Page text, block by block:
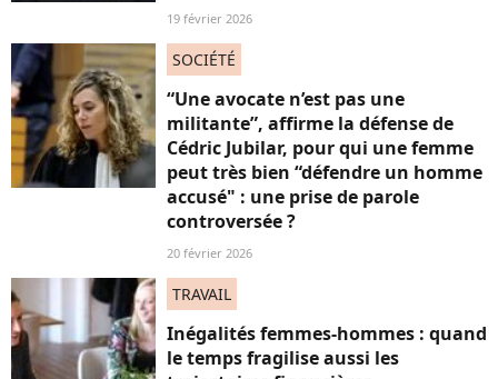
19 février 2026
SOCIÉTÉ
“Une avocate n’est pas une
militante”, affirme la défense de
Cédric Jubilar, pour qui une femme
peut très bien “défendre un homme
accusé" : une prise de parole
controversée ?
20 février 2026
TRAVAIL
Inégalités femmes-hommes : quand
le temps fragilise aussi les